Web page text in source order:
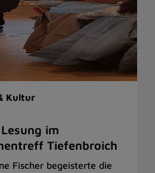
Kultur
im
Tiefenbroich
Fischer begeisterte die